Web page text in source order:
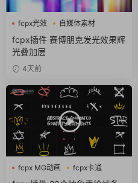
fcpx光效
自媒体素材
赛博朋克
fcpx插件 赛博朋克发光效果辉
光叠加层
4天前
fcpx MG动画
fcpx卡通
fcpx图形动画